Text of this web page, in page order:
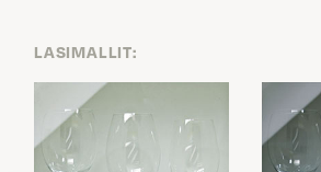
LASIMALLIT: